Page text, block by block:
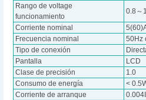
Rango de voltage
funcionamiento
0.8～
Corriente nominal
Frecuencia nominal
50Hz
Tipo de conexión
Pantalla
LCD
Clase de precisión
1.0
Consumo de energía
<
Corriente de arranque